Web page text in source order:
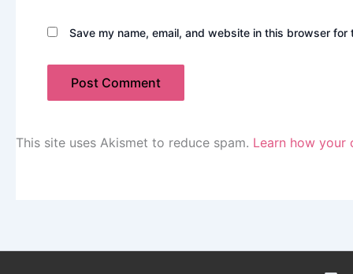
Save my name, email, and website in this browser for
This site uses Akismet to reduce spam. Learn how your